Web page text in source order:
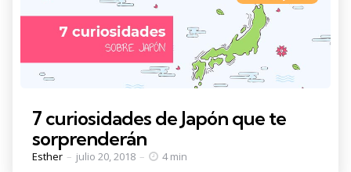
in
7 curiosidades de Japón que te
sorprenderán
Posted
Esther julio 20, 2018 4 min